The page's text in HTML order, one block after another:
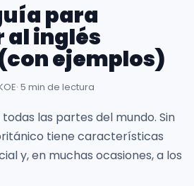
para
inglés
ejemplos)
· 5 min de lectura
las partes del mundo. Sin
tiene características
y, en muchas ocasiones, a los